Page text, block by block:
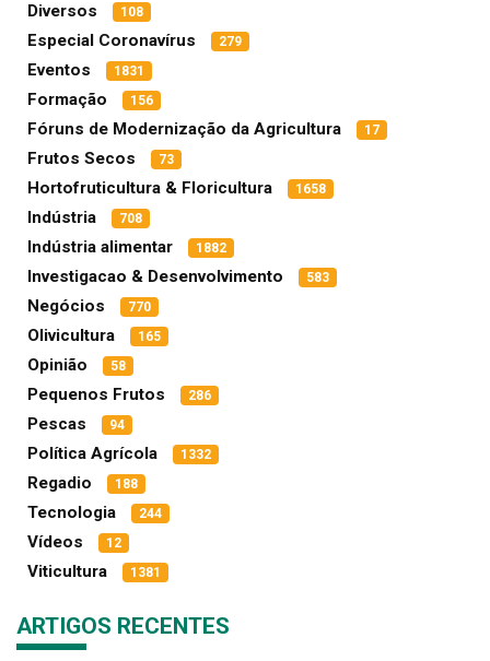
Diversos 108
Especial Coronavírus 279
Eventos 1831
Formação 156
Fóruns de Modernização da Agricultura 17
Frutos Secos 73
Hortofruticultura & Floricultura 1658
Indústria 708
Indústria alimentar 1882
Investigacao & Desenvolvimento 583
Negócios 770
Olivicultura 165
Opinião 58
Pequenos Frutos 286
Pescas 94
Política Agrícola 1332
Regadio 188
Tecnologia 244
Vídeos 12
Viticultura 1381
ARTIGOS RECENTES